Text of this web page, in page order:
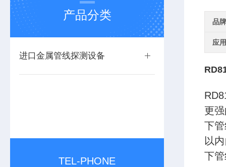
产品分类
进口金属管线探测设备
TEL-PHONE
品牌
应
更
下
以
下